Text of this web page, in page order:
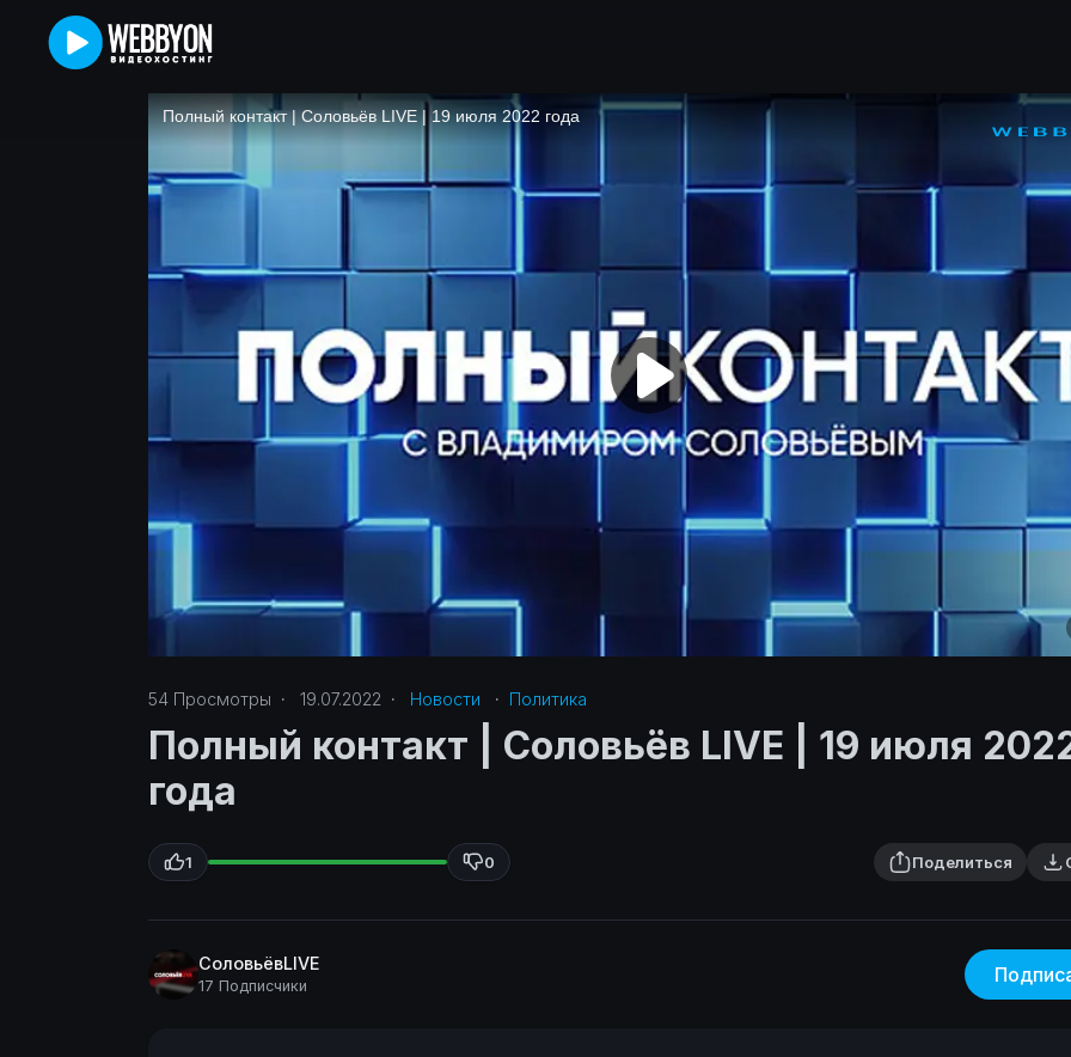
54 Просмотры · 19.07.2022 · Новости · Политика‎
Полный контакт | Соловьёв LIVE | 19 июля
года
1 0 Поделиться
СоловьёвLIVE
17 Подписчики